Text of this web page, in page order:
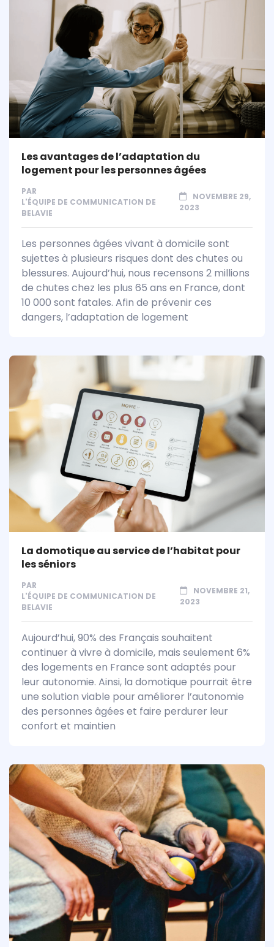
Les avantages de l’adaptation du
logement pour les personnes âgées
PAR
L'ÉQUIPE DE COMMUNICATION DE
BELAVIE
NOVEMBRE 29,
2023
Les personnes âgées vivant à domicile sont
sujettes à plusieurs risques dont des chutes ou
blessures. Aujourd’hui, nous recensons 2 millions
de chutes chez les plus 65 ans en France, dont
10 000 sont fatales. Afin de prévenir ces
dangers, l’adaptation de logement
La domotique au service de l’habitat pour
les séniors
PAR
L'ÉQUIPE DE COMMUNICATION DE
BELAVIE
NOVEMBRE 21,
2023
Aujourd’hui, 90% des Français souhaitent
continuer à vivre à domicile, mais seulement 6%
des logements en France sont adaptés pour
leur autonomie. Ainsi, la domotique pourrait être
une solution viable pour améliorer l’autonomie
des personnes âgées et faire perdurer leur
confort et maintien